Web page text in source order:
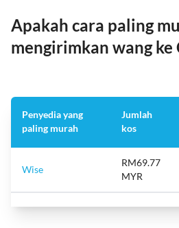
Apakah cara paling
mengirimkan wang ke
Penyedia yang
paling murah
Jumlah
kos
Wise
RM69.77
MYR